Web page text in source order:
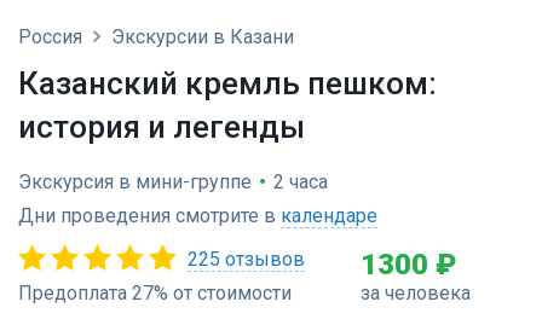
Россия Экскурсии в Казани
Казанский кремль пешком:
история и легенды
Экскурсия в мини-группе • 2 часа
Дни проведения смотрите в календаре
225 отзывов
Предоплата 27% от стоимости
1300 ₽
за человека